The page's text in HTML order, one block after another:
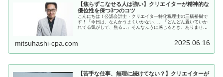
【焦らずこなせる人は強い】クリエイターが精神的な
優位性を保つ3つのコツ
こんにちは！公認会計士・クリエイター特化税理士の三橋裕樹で
す！「今日は、なんかうまくいかない…」「どんどん置いていか
れてる気がして、焦る…」そんなふうに感じるとき、ありません
mitsuhashi-cpa.com 2025.06.16
【苦手な仕事、無理に続けてない？】クリエイターが